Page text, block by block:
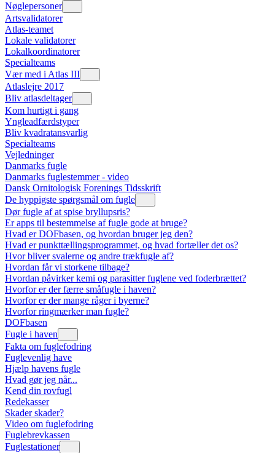
Nøglepersoner
Artsvalidatorer
Atlas-teamet
Lokale validatorer
Lokalkoordinatorer
Specialteams
Vær med i Atlas III
Atlaslejre 2017
Bliv atlasdeltager
Kom hurtigt i gang
Yngleadfærdstyper
Bliv kvadratansvarlig
Specialteams
Vejledninger
Danmarks fugle
Danmarks fuglestemmer - video
Dansk Ornitologisk Forenings Tidsskrift
De hyppigste spørgsmål om fugle
Dør fugle af at spise bryllupsris?
Er apps til bestemmelse af fugle gode at bruge?
Hvad er DOFbasen, og hvordan bruger jeg den?
Hvad er punkttællingsprogrammet, og hvad fortæller det os?
Hvor bliver svalerne og andre trækfugle af?
Hvordan får vi storkene tilbage?
Hvordan påvirker kemi og parasitter fuglene ved foderbrættet?
Hvorfor er der færre småfugle i haven?
Hvorfor er der mange råger i byerne?
Hvorfor ringmærker man fugle?
DOFbasen
Fugle i haven
Fakta om fuglefodring
Fuglevenlig have
Hjælp havens fugle
Hvad gør jeg når...
Kend din rovfugl
Redekasser
Skader skader?
Video om fuglefodring
Fuglebrevkassen
Fuglestationer